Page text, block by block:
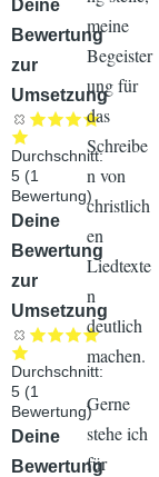
Audiodatei
Deine
Bewertung
zur
Umsetzung
Durchschnitt:
5 (1
Bewertung)
Audiodatei
Deine
Bewertung
zur
Umsetzung
Durchschnitt:
5 (1
Bewertung)
Audiodatei
Deine
Bewertung
meine
Begeister
ung für
das
Schreibe
n von
christlich
en
Liedtexte
n
deutlich
machen.
Gerne
stehe ich
für